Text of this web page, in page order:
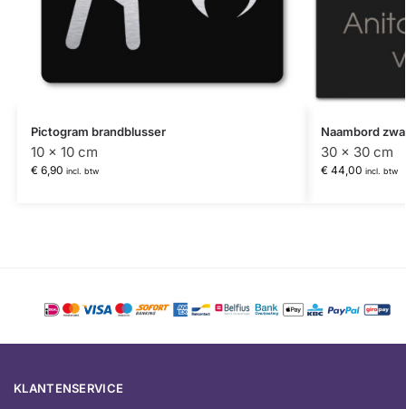
Pictogram brandblusser
10 x 10 cm
€6,90 incl. btw
Naambord
30 x 30 cm
€44,00 incl. btw
KLANTENSERVICE